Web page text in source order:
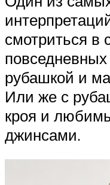
смотриться в
рубашкой и
Или же с
кроя и
джинсами.